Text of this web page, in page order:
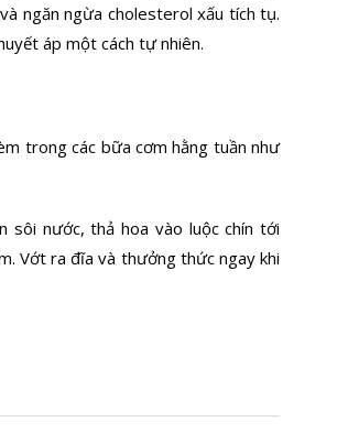
ngăn ngừa cholesterol xấu tích tụ.
áp một cách tự nhiên.
trong các bữa cơm hằng tuần như
sôi nước, thả hoa vào luộc chín tới
Vớt ra đĩa và thưởng thức ngay khi